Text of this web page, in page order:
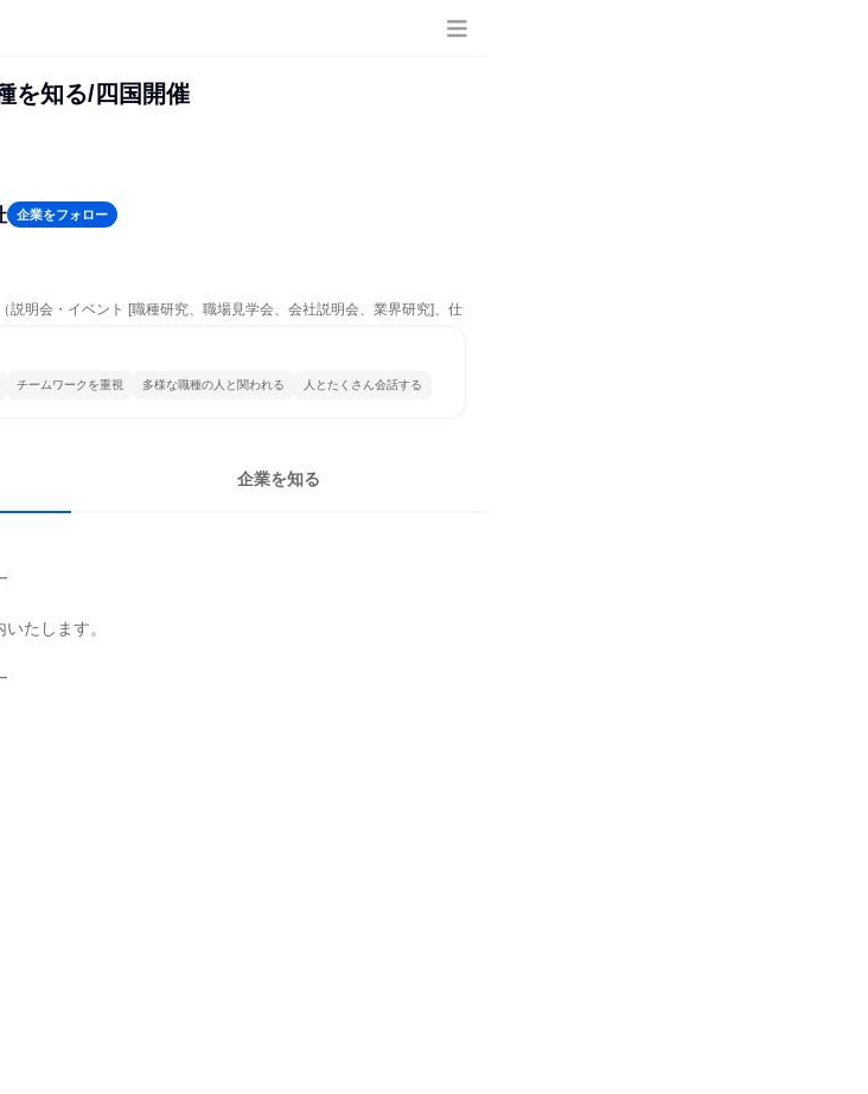
を知る/四国開催
企業をフォロー
説明会・イベント [職種研究、職場見学会、会社説明会、業界研究]、仕
チームワークを重視 多様な職種の人と関われる 人とたくさん会話する
企業を知る
たします。